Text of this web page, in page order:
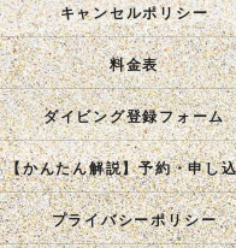
キャンセルポリシー
料金表
ダイビング登録フォーム
プライバシーポリシー